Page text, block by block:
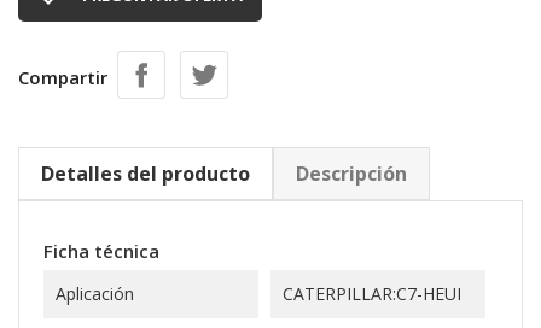
Compartir
Detalles del producto Descripción
Ficha técnica
Aplicación CATERPILLAR:C7-HEUI